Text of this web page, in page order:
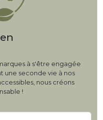
à s'être engagée
une seconde vie à nos
nous créons
!